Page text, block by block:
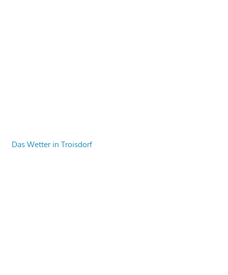
Das Wetter in Troisdorf